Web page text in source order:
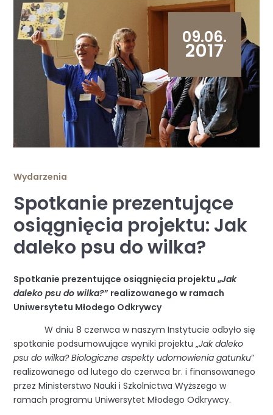
09.06.
2017
Wydarzenia
Spotkanie prezentujące
osiągnięcia projektu: Jak
daleko psu do wilka?
Spotkanie prezentujące osiągnięcia projektu „Jak
daleko psu do wilka?” realizowanego w ramach
Uniwersytetu Młodego Odkrywcy
W dniu 8 czerwca w naszym Instytucie odbyło się
spotkanie podsumowujące wyniki projektu „Jak daleko
psu do wilka? Biologiczne aspekty udomowienia gatunku”
realizowanego od lutego do czerwca br. i finansowanego
przez Ministerstwo Nauki i Szkolnictwa Wyższego w
ramach programu Uniwersytet Młodego Odkrywcy.